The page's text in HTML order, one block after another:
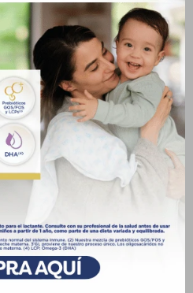
Firework Black 801 es una
diseñada para aportar volumen,
espectacular. Su fórmula y
cubrir cada pestaña desde la raíz
intensa y llamativa con
para realzar las pestañas con
creando un efecto
Su tecnología está pensada
resultado uniforme, ideal tanto
maquillaje más impactante.
asegura que las pestañas
horas sin perder intensidad. En
pigmentos negros de alta